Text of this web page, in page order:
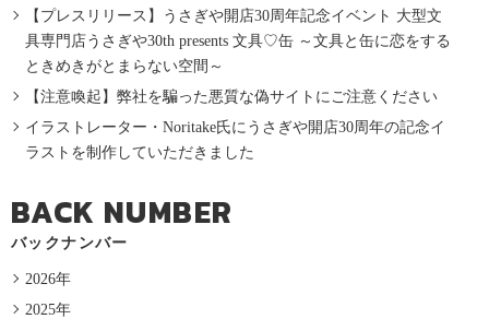
【プレスリリース】うさぎや開店30周年記念イベント 大型文
具専門店うさぎや30th presents 文具♡缶 ～文具と缶に恋をする
ときめきがとまらない空間～
【注意喚起】弊社を騙った悪質な偽サイトにご注意ください
イラストレーター・Noritake氏にうさぎや開店30周年の記念イ
ラストを制作していただきました
BACK NUMBER
バックナンバー
2026年
2025年